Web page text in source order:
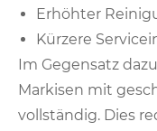
Erhöhter
Kürzere
Im Gegensatz
Markisen mit
vollständig. Dies